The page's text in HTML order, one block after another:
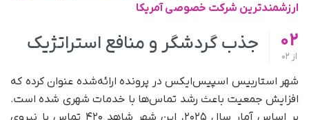
ارزشمندترین شرکت خصوصی آمریکا
02
از
جذب گردشگر و منافع استراتژیک
شهر استاربیس اسپیس‌ایکس در پرونده ارائه‌شده عنوان کرده که
افزایش جمعیت باعث رشد تماس‌ها با خدمات شهری شده است.